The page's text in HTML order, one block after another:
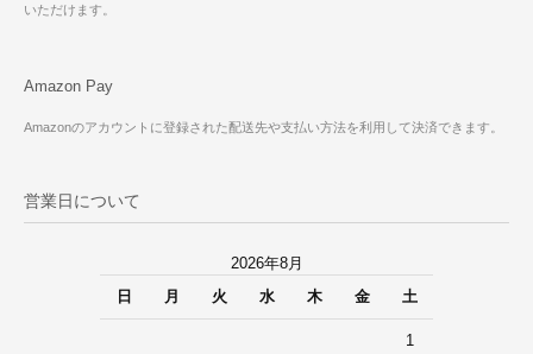
いただけます。
Amazon Pay
Amazonのアカウントに登録された配送先や支払い方法を利用して決済できます。
営業日について
2026年8月
日
月 火 水 木 金 土
1